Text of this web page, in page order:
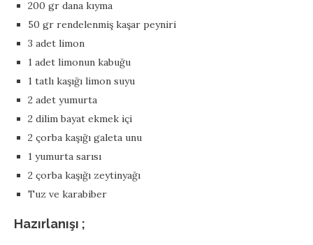
200 gr dana kıyma
50 gr rendelenmiş kaşar peyniri
3 adet limon
1 adet limonun kabuğu
1 tatlı kaşığı limon suyu
2 adet yumurta
2 dilim bayat ekmek içi
2 çorba kaşığı galeta unu
1 yumurta sarısı
2 çorba kaşığı zeytinyağı
Tuz ve karabiber
Hazırlanışı ;